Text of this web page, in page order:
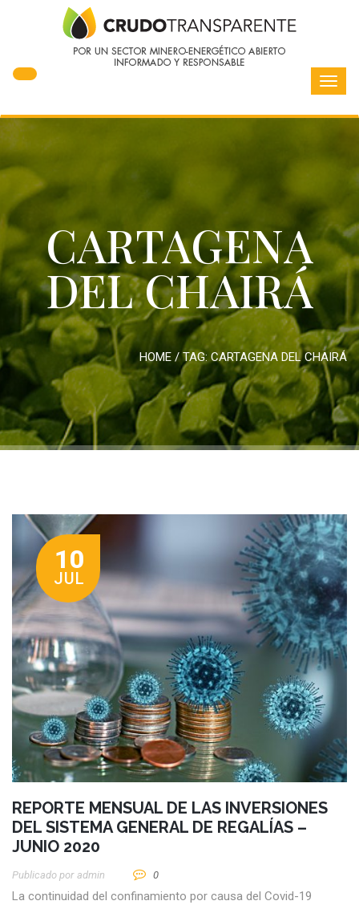
CARTAGENA
DEL CHAIRÁ
HOME / TAG: CARTAGENA DEL CHAIRÁ
10
JUL
REPORTE MENSUAL DE LAS INVERSIONES
DEL SISTEMA GENERAL DE REGALÍAS –
JUNIO 2020
Publicado por Admin 0
La continuidad del confinamiento por causa del Covid-19